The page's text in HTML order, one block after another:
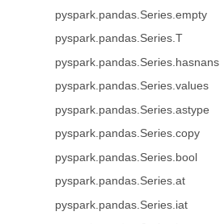
pyspark.pandas.Series.empty
pyspark.pandas.Series.T
pyspark.pandas.Series.hasnans
pyspark.pandas.Series.values
pyspark.pandas.Series.astype
pyspark.pandas.Series.copy
pyspark.pandas.Series.bool
pyspark.pandas.Series.at
pyspark.pandas.Series.iat